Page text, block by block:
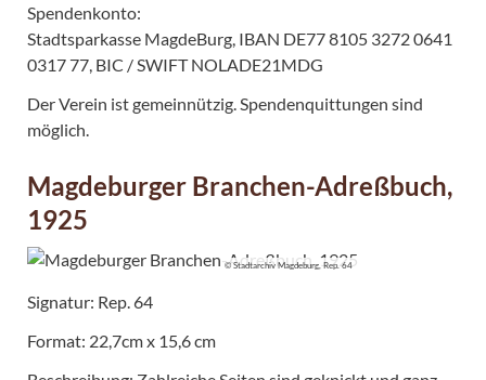
Spendenkonto:
Stadtsparkasse MagdeBurg, IBAN DE77 8105 3272 0641
0317 77, BIC / SWIFT NOLADE21MDG
Der Verein ist gemeinnützig. Spendenquittungen sind
möglich.
Magdeburger Branchen-Adreßbuch,
1925
© Stadtarchiv Magdeburg, Rep. 64
Signatur: Rep. 64
Format: 22,7cm x 15,6 cm